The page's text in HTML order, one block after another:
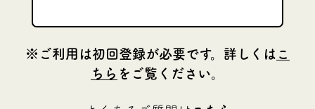
※ご利用は初回登録が必要です。詳しくは こ
ちら をご覧ください。